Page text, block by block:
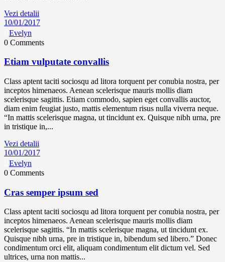
Vezi detalii
10/01/2017
Evelyn
0 Comments
Etiam vulputate convallis
Class aptent taciti sociosqu ad litora torquent per conubia nostra, per
inceptos himenaeos. Aenean scelerisque mauris mollis diam
scelerisque sagittis. Etiam commodo, sapien eget convallis auctor,
diam enim feugiat justo, mattis elementum risus nulla viverra neque.
“In mattis scelerisque magna, ut tincidunt ex. Quisque nibh urna, pre
in tristique in,...
Vezi detalii
10/01/2017
Evelyn
0 Comments
Cras semper ipsum sed
Class aptent taciti sociosqu ad litora torquent per conubia nostra, per
inceptos himenaeos. Aenean scelerisque mauris mollis diam
scelerisque sagittis. “In mattis scelerisque magna, ut tincidunt ex.
Quisque nibh urna, pre in tristique in, bibendum sed libero.” Donec
condimentum orci elit, aliquam condimentum elit dictum vel. Sed
ultrices, urna non mattis...